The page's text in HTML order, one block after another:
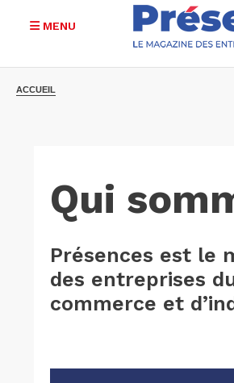
MENU
ACCUEIL
Qui
Présences est le
des entreprises
commerce et